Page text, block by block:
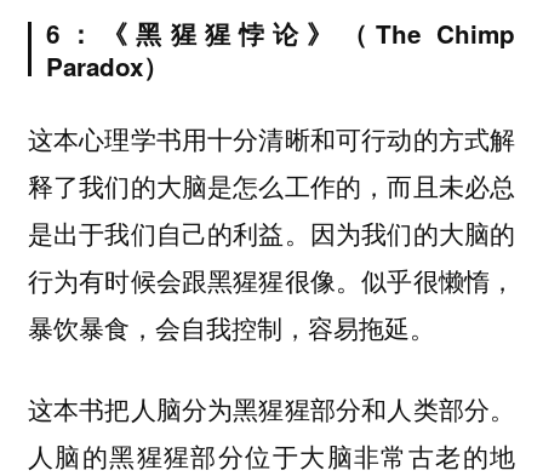
6：《黑猩猩悖论》（The Chimp
Paradox）
这本心理学书用十分清晰和可行动的方式解
释了我们的大脑是怎么工作的，而且未必总
是出于我们自己的利益。因为我们的大脑的
行为有时候会跟黑猩猩很像。似乎很懒惰，
暴饮暴食，会自我控制，容易拖延。
这本书把人脑分为黑猩猩部分和人类部分。
人脑的黑猩猩部分位于大脑非常古老的地